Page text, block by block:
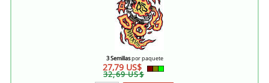
3 Semillaspor paquete
27,79 US$
32,69 US$